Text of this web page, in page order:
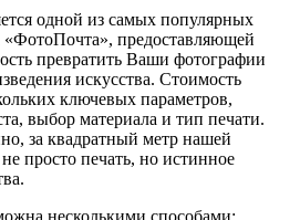
одной из самых популярных
«ФотоПочта», предоставляющей
превратить Ваши фотографии
искусства. Стоимость
ключевых параметров,
выбор материала и тип печати.
за квадратный метр нашей
просто печать, но истинное
несколькими способами: